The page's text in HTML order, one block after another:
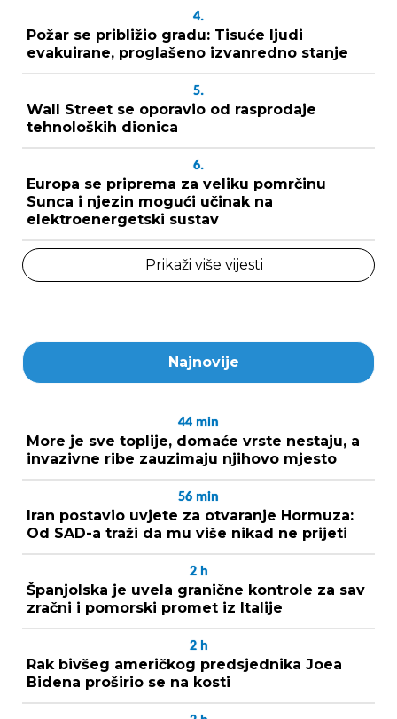
4.
Požar se približio gradu: Tisuće ljudi
evakuirane, proglašeno izvanredno stanje
5.
Wall Street se oporavio od rasprodaje
tehnoloških dionica
6.
Europa se priprema za veliku pomrčinu
Sunca i njezin mogući učinak na
elektroenergetski sustav
Prikaži više vijesti
Najnovije
44 min
More je sve toplije, domaće vrste nestaju, a
invazivne ribe zauzimaju njihovo mjesto
56 min
Iran postavio uvjete za otvaranje Hormuza:
Od SAD-a traži da mu više nikad ne prijeti
2 h
Španjolska je uvela granične kontrole za sav
zračni i pomorski promet iz Italije
2 h
Rak bivšeg američkog predsjednika Joea
Bidena proširio se na kosti